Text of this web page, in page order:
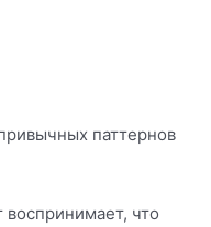
паттернов
что